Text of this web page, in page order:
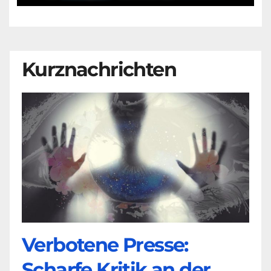
Kurznachrichten
Verbotene Presse: